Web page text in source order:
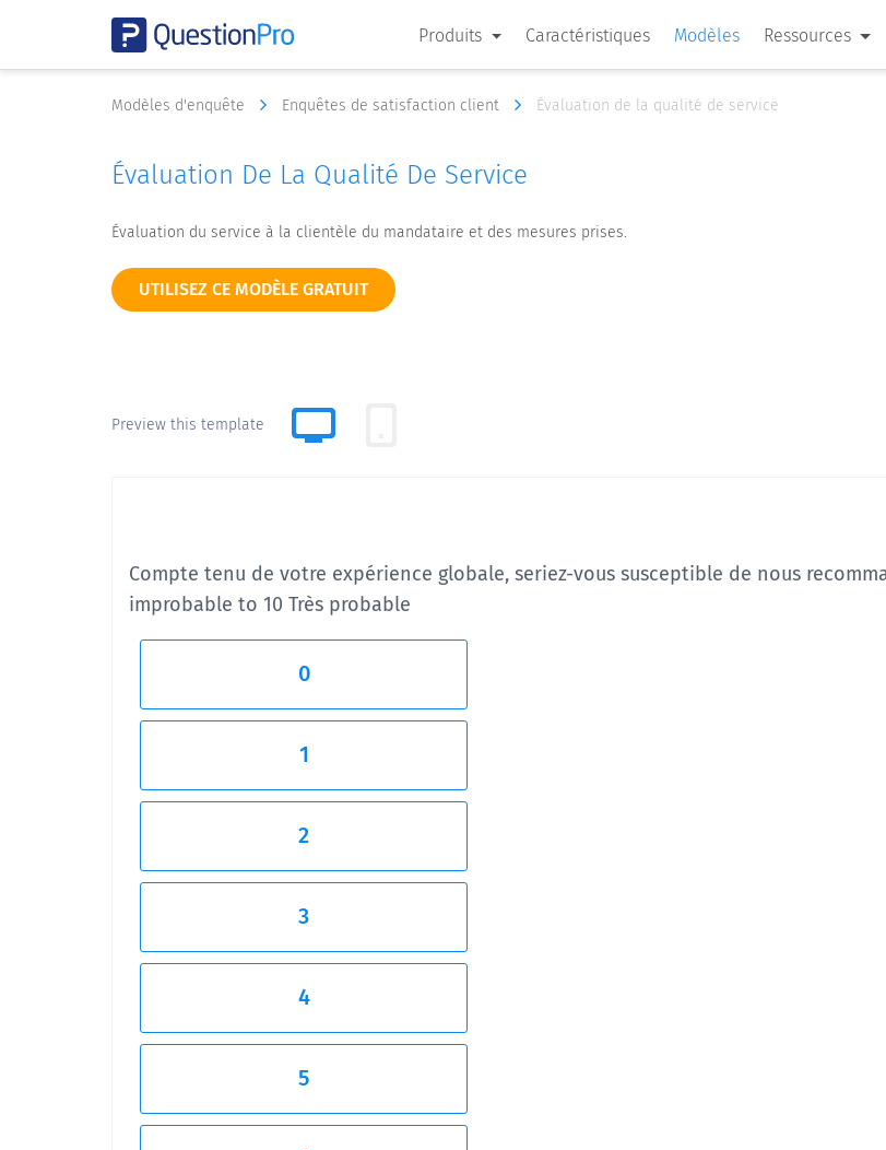
Produits Caractéristiques Modèles Ressources
Modèles d'enquête Enquêtes de satisfaction client Évaluation de la qualité de service
Évaluation De La Qualité De Service
Évaluation du service à la clientèle du mandataire et des mesures prises.
UTILISEZ CE MODÈLE GRATUIT
Preview this template
Compte tenu de votre expérience globale, seriez-vous susceptible de nous
improbable to 10 Très probable
0
1
2
3
4
5